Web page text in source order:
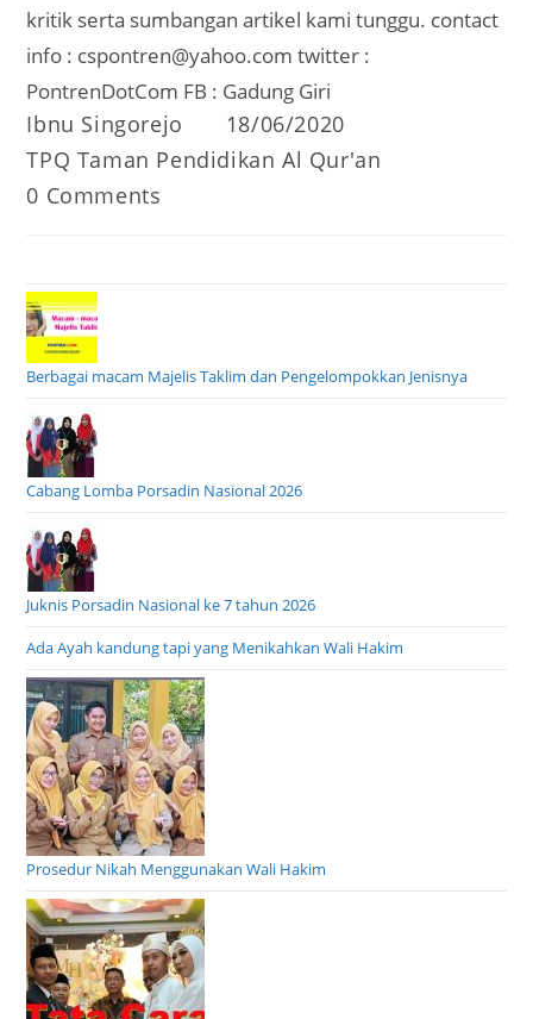
kritik serta sumbangan artikel kami tunggu. contact
info : cspontren@yahoo.com twitter :
PontrenDotCom FB : Gadung Giri
Post
Ibnu Singorejo
Post
18/06/2020
Post
category:
TPQ Taman Pendidikan Al Qur'an
Post
0 Comments
Berbagai macam Majelis Taklim dan Pengelompokkan Jenisnya
Cabang Lomba Porsadin Nasional 2026
Juknis Porsadin Nasional ke 7 tahun 2026
Ada Ayah kandung tapi yang Menikahkan Wali Hakim
Prosedur Nikah Menggunakan Wali Hakim